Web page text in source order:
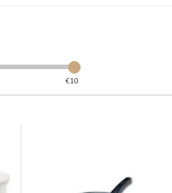
€10